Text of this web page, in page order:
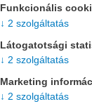
Funkcionális
2 szolgáltatás
Látogatotsági
2 szolgáltatás
Marketing
2 szolgáltatás